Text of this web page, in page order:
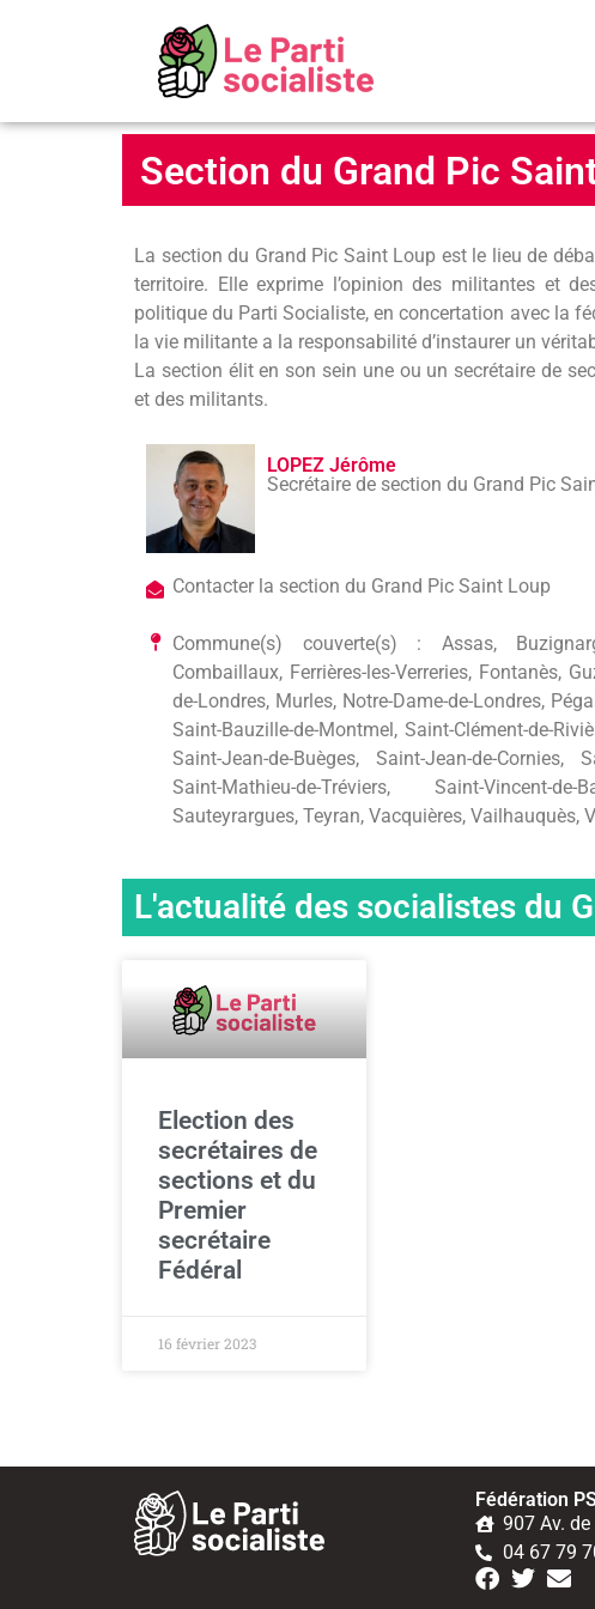
Section du Grand Pic
La section du Grand Pic Saint Loup est le lieu de
territoire. Elle exprime l’opinion des militantes et
politique du Parti Socialiste, en concertation avec la
la vie militante a la responsabilité d’instaurer un
La section élit en son sein une ou un secrétaire de
et des militants.
LOPEZ Jérôme
Secrétaire de section du Grand Pic
Contacter la section du Grand Pic Saint Loup
Commune(s) couverte(s) : Assas,
Combaillaux, Ferrières-les-Verreries, Fontanès,
de-Londres, Murles, Notre-Dame-de-Londres,
Saint-Bauzille-de-Montmel, Saint-Clément-de-
Saint-Jean-de-Buèges, Saint-Jean-de-Cornies,
Saint-Mathieu-de-Tréviers, Saint-Vincent-de-
Sauteyrargues, Teyran, Vacquières, Vailhauquès,
L'actualité des socialistes du
Election des
secrétaires de
sections et du
Premier
secrétaire
Fédéral
16 février 2023
Fédération
907 Av.
04 67 79